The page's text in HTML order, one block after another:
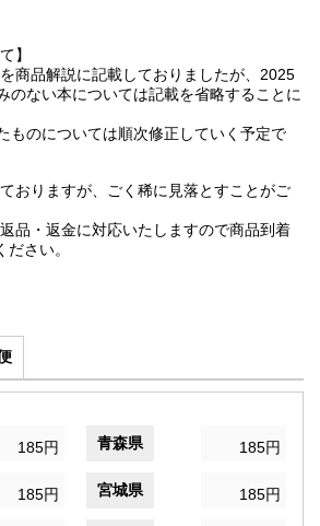
】
商品解説に記載しておりましたが、2025
のない本については記載を省略することに
ものについては順次修正していく予定で
おりますが、ごく稀に見落とすことがご
品・返金に対応いたしますので商品到着
さい。
185円 青森県 185円
185円 宮城県 185円